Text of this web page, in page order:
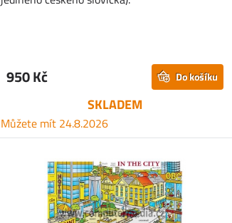
950 Kč Do košíku
SKLADEM
Můžete mít 24.8.2026